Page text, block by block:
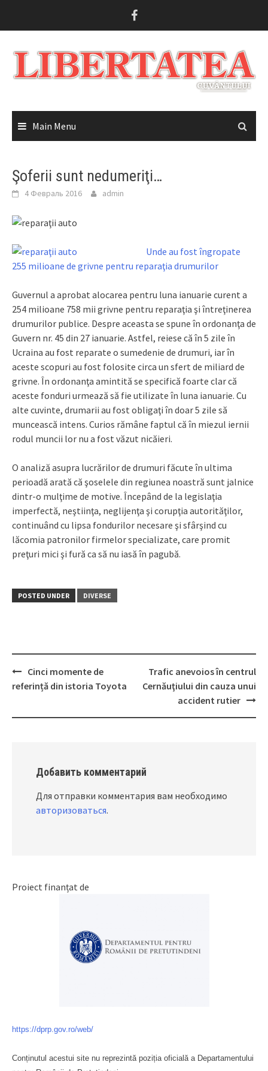
Main Menu
Şoferii sunt nedumeriţi…
4 Февраль 2016 admin
Unde au fost îngropate
255 milioane de grivne pentru reparaţia drumurilor
Guvernul a aprobat alocarea pentru luna ianuarie curent a
254 milioane 758 mii grivne pentru reparaţia şi întreţinerea
drumurilor publice. Despre aceasta se spune în ordonanţa de
Guvern nr. 45 din 27 ianuarie. Astfel, reiese că în 5 zile în
Ucraina au fost reparate o sumedenie de drumuri, iar în
aceste scopuri au fost folosite circa un sfert de miliard de
grivne. În ordonanţa amintită se specifică foarte clar că
aceste fonduri urmează să fie utilizate în luna ianuarie. Cu
alte cuvinte, drumarii au fost obligaţi în doar 5 zile să
muncească intens. Curios rămâne faptul că în miezul iernii
rodul muncii lor nu a fost văzut nicăieri.
O analiză asupra lucrărilor de drumuri făcute în ultima
perioadă arată că şoselele din regiunea noastră sunt jalnice
dintr-o mulţime de motive. Începând de la legislaţia
imperfectă, neştiinţa, neglijenţa şi corupţia autorităţilor,
continuând cu lipsa fondurilor necesare şi sfârşind cu
lăcomia patronilor firmelor specializate, care promit
preţuri mici şi fură ca să nu iasă în pagubă.
POSTED UNDER DIVERSE
Post
Cinci momente de
referință din istoria Toyota
Trafic anevoios în centrul
Cernăuţiului din cauza unui
accident rutier
Добавить комментарий
Для отправки комментария вам необходимо
авторизоваться.
Proiect finanțat de
https://dprp.gov.ro/web/
Conținutul acestui site nu reprezintă poziția oficială a Departamentului